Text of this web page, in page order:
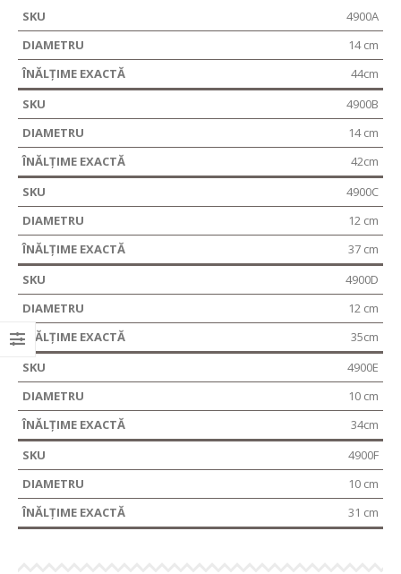
4900A
14 cm
44cm
4900B
14 cm
42cm
4900C
12 cm
37 cm
4900D
12 cm
35cm
4900E
10 cm
34cm
4900F
10 cm
31 cm